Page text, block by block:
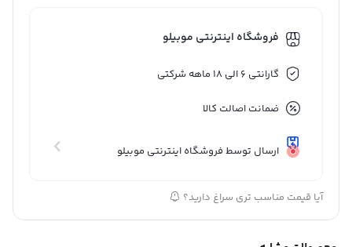
فروشگاه اینترنتی موبیلو
گارانتی 6 الی 18 ماهه شرکتی
ضمانت اصالت کالا
ارسال توسط فروشگاه اینترنتی موبیلو
آیا قیمت مناسب تری سراغ دارید؟